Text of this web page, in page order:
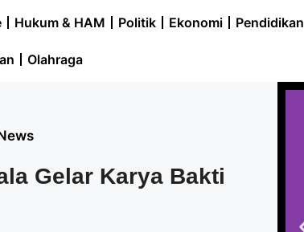
Hukum & HAM Politik Ekonomi Pendidikan
Olahraga
Gelar Karya Bakti